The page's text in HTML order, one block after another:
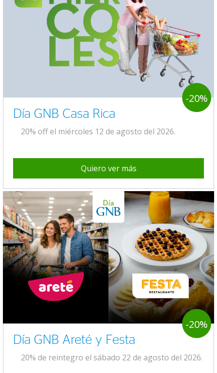
-20%
Día GNB Casa Rica
20% off el miércoles 12 de agosto del 2026.
Quiero ver más
-20%
Día GNB Areté y Festa
20% de reintegro el sábado 22 de agosto del 2026.